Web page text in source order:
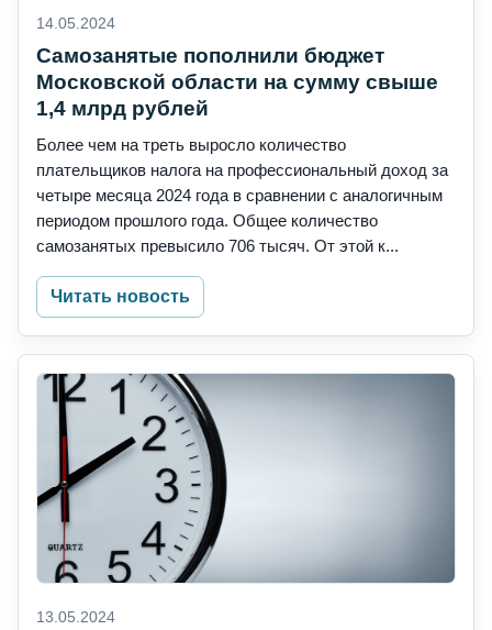
14.05.2024
Самозанятые пополнили бюджет
Московской области на сумму свыше
1,4 млрд рублей
Более чем на треть выросло количество
плательщиков налога на профессиональный доход за
четыре месяца 2024 года в сравнении с аналогичным
периодом прошлого года. Общее количество
самозанятых превысило 706 тысяч. От этой к...
Читать новость
13.05.2024